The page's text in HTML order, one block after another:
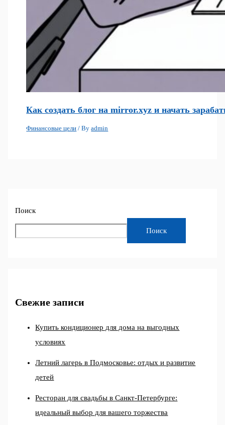
Как создать блог на mirror.xyz и начать
Финансовые цели / Byadmin
Поиск
Поиск
Свежие записи
Купить кондиционер для дома на выгодных
условиях
Летний лагерь в Подмосковье: отдых и развитие
детей
Ресторан для свадьбы в Санкт-Петербурге:
идеальный выбор для вашего торжества